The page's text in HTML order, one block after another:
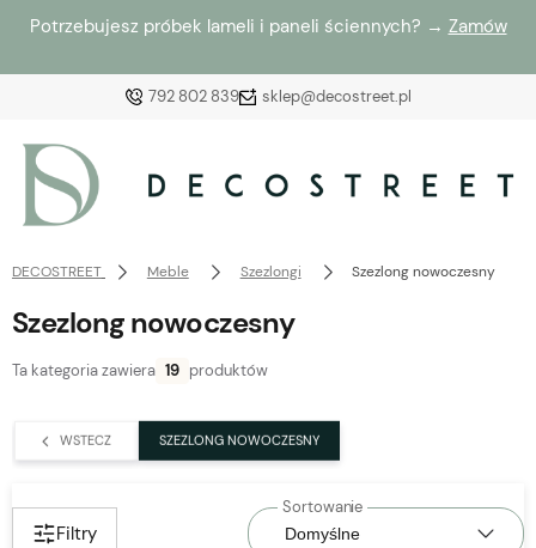
Potrzebujesz próbek lameli i paneli ściennych? → Zamów
792 802 839 sklep@decostreet.pl
zaloguj się, aby przywrócić dodane produkty do listy
z poprzedniej sesji.
DECOSTREET Meble Szezlongi Szezlong nowoczesny
Szezlong nowoczesny
Ta kategoria zawiera 19 produktów
WSTECZ SZEZLONG NOWOCZESNY
Filtry